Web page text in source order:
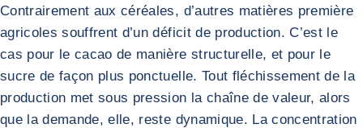
Contrairement aux céréales, d’autres matières première
agricoles souffrent d’un déficit de production. C’est le
cas pour le cacao de manière structurelle, et pour le
sucre de façon plus ponctuelle. Tout fléchissement de la
production met sous pression la chaîne de valeur, alors
que la demande, elle, reste dynamique. La concentration